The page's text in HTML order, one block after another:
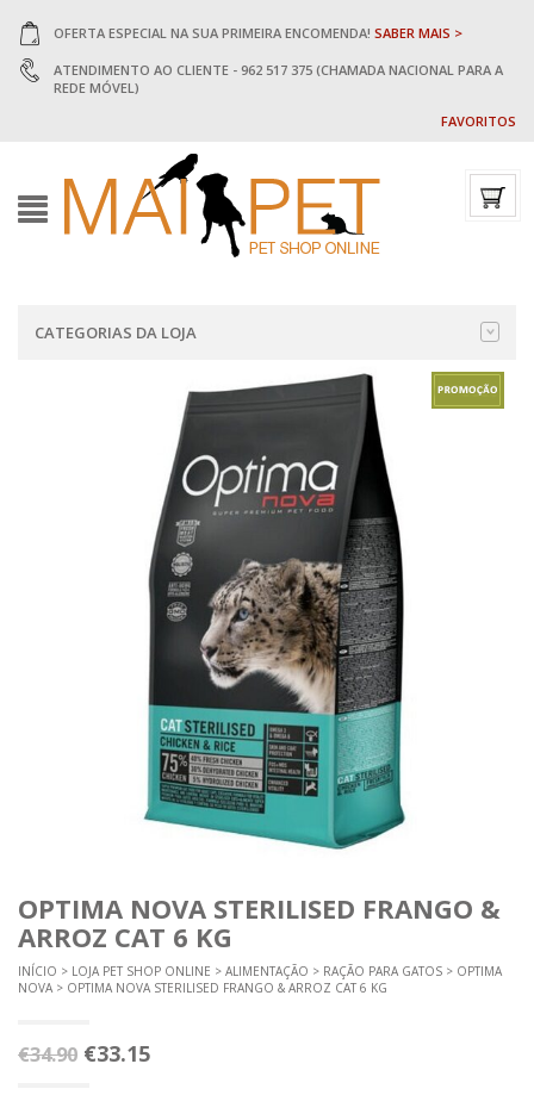
OFERTA ESPECIAL NA SUA PRIMEIRA ENCOMENDA! SABER MAIS >
ATENDIMENTO AO CLIENTE - 962 517 375 (CHAMADA NACIONAL PARA A
REDE MÓVEL)
FAVORITOS
CATEGORIAS DA LOJA
OPTIMA NOVA STERILISED FRANGO &
ARROZ CAT 6 KG
INÍCIO > LOJA PET SHOP ONLINE > ALIMENTAÇÃO > RAÇÃO PARA GATOS > OPTIMA
NOVA > OPTIMA NOVA STERILISED FRANGO & ARROZ CAT 6 KG
€34.90 O
€33.15O